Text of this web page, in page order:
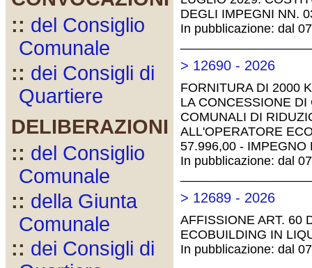
:: del Consiglio
Comunale
:: dei Consigli di
Quartiere
DELIBERAZIONI
:: del Consiglio
Comunale
:: della Giunta
Comunale
:: dei Consigli di
DEGLI IMPEGNI NN.
In pubblicazione: dal
> 12690 - 2026
FORNITURA DI 2000
LA CONCESSIONE
COMUNALI DI
ALL'OPERATORE
57.996,00 - IMPEGNO
In pubblicazione: dal
> 12689 - 2026
AFFISSIONE ART. 60
ECOBUILDING IN
In pubblicazione: dal